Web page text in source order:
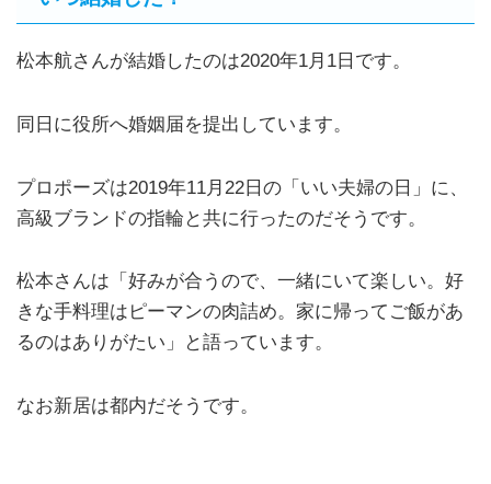
松本航さんが結婚したのは2020年1月1日です。
同日に役所へ婚姻届を提出しています。
プロポーズは2019年11月22日の「いい夫婦の日」に、
高級ブランドの指輪と共に行ったのだそうです。
松本さんは「好みが合うので、一緒にいて楽しい。好
きな手料理はピーマンの肉詰め。家に帰ってご飯があ
るのはありがたい」と語っています。
なお新居は都内だそうです。